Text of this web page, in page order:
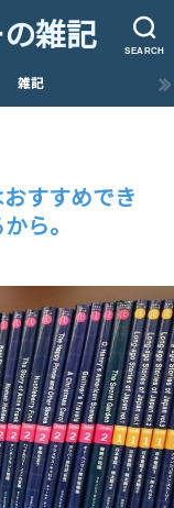
SEARCH
雑記
雑記
すすめでき
ら。